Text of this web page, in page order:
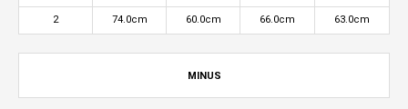
2 74.0cm 60.0cm 66.0cm 63.0cm
MINUS